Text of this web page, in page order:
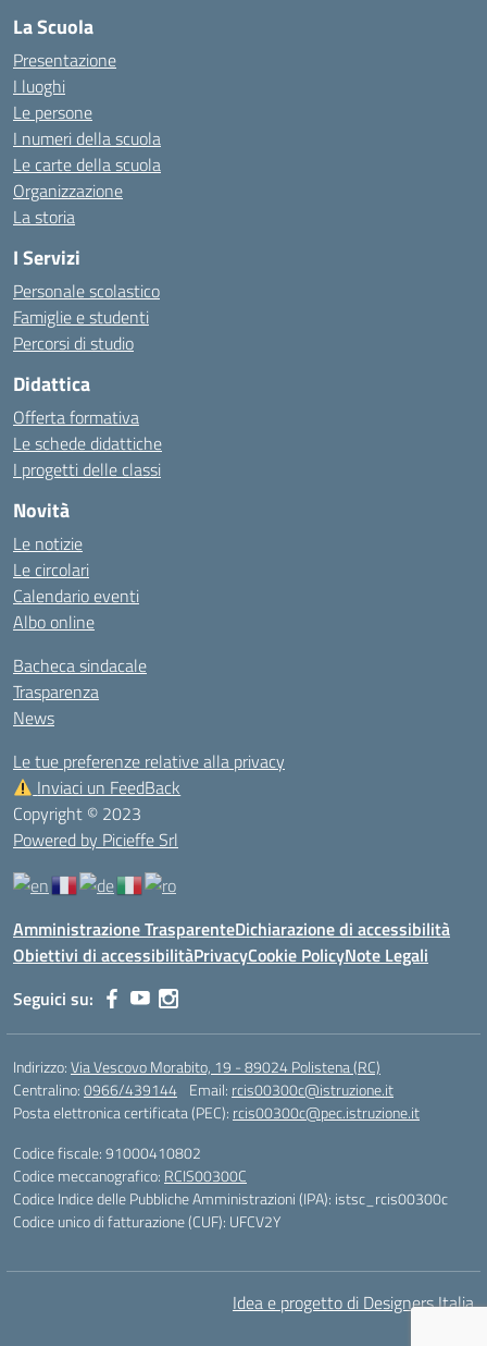
La Scuola
Presentazione
I luoghi
Le persone
I numeri della scuola
Le carte della scuola
Organizzazione
La storia
I Servizi
Personale scolastico
Famiglie e studenti
Percorsi di studio
Didattica
Offerta formativa
Le schede didattiche
I progetti delle classi
Novità
Le notizie
Le circolari
Calendario eventi
Albo online
Bacheca sindacale
Trasparenza
News
Le tue preferenze relative alla privacy
Inviaci un FeedBack
Copyright © 2023
Powered by Picieffe Srl
Amministrazione TrasparenteDichiarazione di accessibilità
Obiettivi di accessibilitàPrivacyCookie PolicyNote Legali
Seguici su:
Indirizzo:Via Vescovo Morabito, 19 - 89024 Polistena (RC)
Centralino:0966/439144 Email: rcis00300c@istruzione.it
Posta elettronica certificata (PEC): rcis00300c@pec.istruzione.it
Codice fiscale: 91000410802
Codice meccanografico: RCIS00300C
Codice Indice delle Pubbliche Amministrazioni (IPA): istsc_rcis00300c
Codice unico di fatturazione (CUF): UFCV2Y
Idea e progetto di Designers Italia